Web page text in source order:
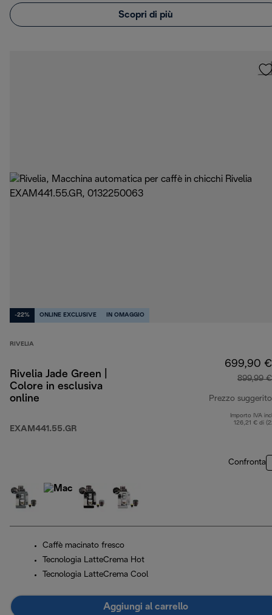
Scopri di più
-22% ONLINE EXCLUSIVE IN OMAGGIO
RIVELIA
Rivelia Jade Green |
Colore in esclusiva
online
EXAM441.55.GR
699,90 €
899,99 €
Prezzo suggerito
Importo IVA
126,21 € di
Confronta
Caffè macinato fresco
Tecnologia LatteCrema Hot
Tecnologia LatteCrema Cool
Aggiungi al carrello